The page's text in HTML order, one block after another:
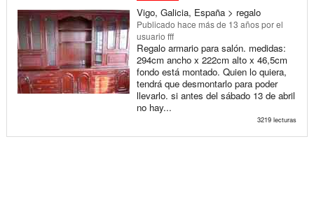
Vigo, Galicia, España > regalo
Publicado hace más de 13 añospor el
usuario fff
Regalo armario para salón. medidas:
294cm ancho x 222cm alto x 46,5cm
fondo está montado. Quien lo quiera,
tendrá que desmontarlo para poder
llevarlo. si antes del sábado 13 de abril
no hay...
3219 lecturas